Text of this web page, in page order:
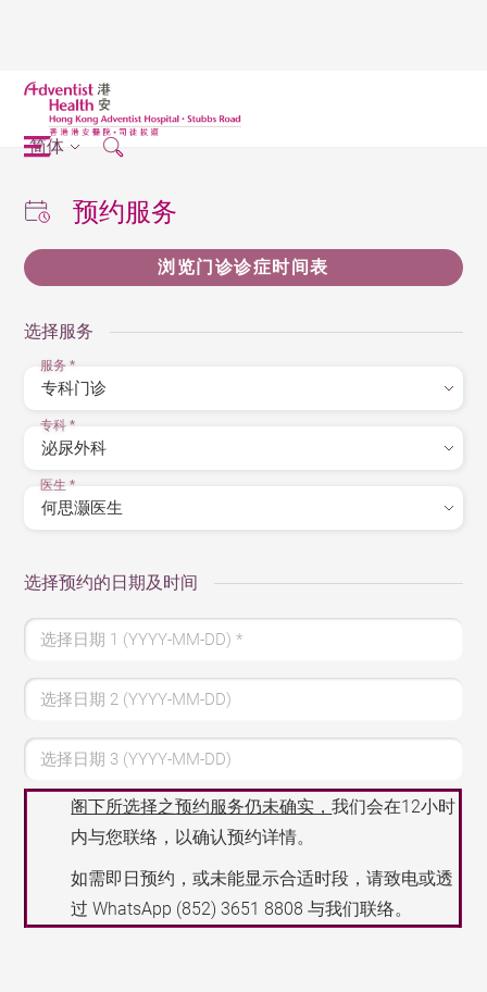
简体
预约服务
浏览门诊诊症时间表
选择服务
服务*
专科*
医生*
选择预约的日期及时间
选择日期 1 (YYYY-MM-DD)*
选择日期 2 (YYYY-MM-DD)
选择日期 3 (YYYY-MM-DD)
阁下所选择之预约服务仍未确实，我们会在12小时
内与您联络，以确认预约详情。
如需即日预约，或未能显示合适时段，请致电或透
过 WhatsApp (852) 3651 8808 与我们联络。